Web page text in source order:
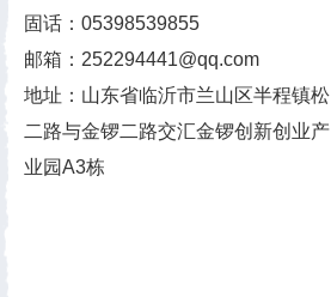
固话：05398539855
邮箱：252294441@qq.com
地址：山东省临沂市兰山区半程镇松
二路与金锣二路交汇金锣创新创业产
业园A3栋